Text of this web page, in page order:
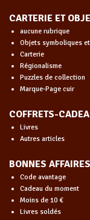
CARTERIE ET
aucune rubrique
Objets symboliques
Carterie
Régionalisme
Puzzles de collection
Marque-Page cuir
COFFRETS-
Livres
Autres articles
BONNES AFFAIRES
Code avantage
Cadeau du moment
Moins de 10 €
Livres soldés